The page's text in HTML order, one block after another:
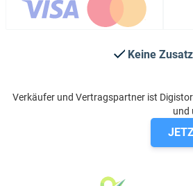
Keine
Verkäufer und Vertragspartner ist
und